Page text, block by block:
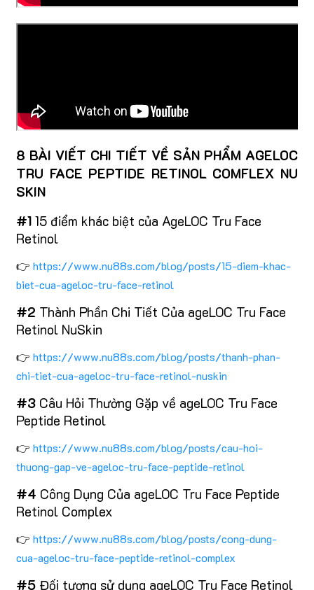
8 BÀI VIẾT CHI TIẾT VỀ SẢN PHẨM AGELOC
TRU FACE PEPTIDE RETINOL COMFLEX NU
SKIN
#1 15 điểm khác biệt của AgeLOC Tru Face
Retinol
👉 https://www.nu88s.com/blog/posts/15-diem-khac-
biet-cua-ageloc-tru-face-retinol
#2 Thành Phần Chi Tiết Của ageLOC Tru Face
Retinol NuSkin
👉 https://www.nu88s.com/blog/posts/thanh-phan-
chi-tiet-cua-ageloc-tru-face-retinol-nuskin
#3 Câu Hỏi Thường Gặp về ageLOC Tru Face
Peptide Retinol
👉 https://www.nu88s.com/blog/posts/cau-hoi-
thuong-gap-ve-ageloc-tru-face-peptide-retinol
#4 Công Dụng Của ageLOC Tru Face Peptide
Retinol Complex
👉 https://www.nu88s.com/blog/posts/cong-dung-
cua-ageloc-tru-face-peptide-retinol-complex
#5 Đối tượng sử dụng ageLOC Tru Face Retinol